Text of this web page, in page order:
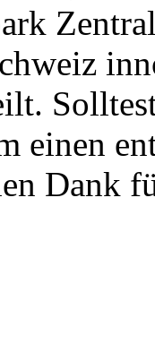
einen
Dank